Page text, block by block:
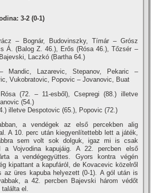
3-2 (0-1)
– Bognár, Budovinszky, Tí­már – Grósz
Á. (Balog Z. 46.), Erős (Rósa 46.), Tőzsér –
Laczkó (Bartha 64.)
Mandic, Lazarevic, Stepanov, Pekaric –
Vukobratovic, Popovic – Jovanovic, Buat
(72. – 11-esből), Csepregi (88.) illetve
(54.)
illetve Despotovic (65.), Popovic (72.)
a vendégek az első percekben alig
A 10. perc után kiegyenlí­tettebb lett a játék,
sem volt sok dolguk, igaz mi is csak
a Vojvodina kapujáig. A 22. percben első
a vendégegyüttes. Gyors kontra végén
kipattant a kapufáról, de Kovacevic közelről
az üres kapuba helyezett (0-1). A gól után is
a 42. percben Bajevski három védőt
találta el.